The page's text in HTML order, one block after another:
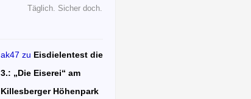
Täglich. Sicher doch.
ak47 zu Eisdielentest die
3.: „Die Eiserei“ am
Killesberger Höhenpark